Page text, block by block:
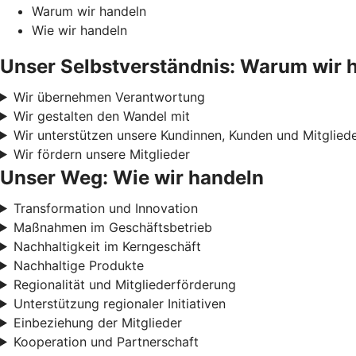
Warum wir handeln
Wie wir handeln
Unser Selbstverständnis: Warum wir
Wir übernehmen Verantwortung
Wir gestalten den Wandel mit
Wir unterstützen unsere Kundinnen, Kunden und
Wir fördern unsere Mitglieder
Unser Weg: Wie wir handeln
Transformation und Innovation
Maßnahmen im Geschäftsbetrieb
Nachhaltigkeit im Kerngeschäft
Nachhaltige Produkte
Regionalität und Mitgliederförderung
Unterstützung regionaler Initiativen
Einbeziehung der Mitglieder
Kooperation und Partnerschaft